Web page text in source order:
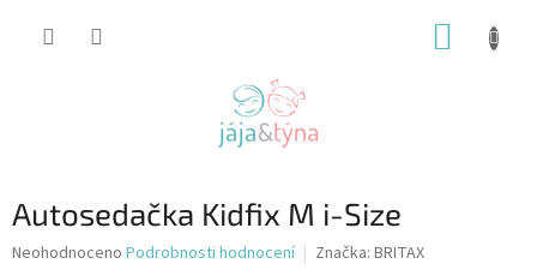
Autosedačka Kidfix M i-Size
Průměrné
Neohodnoceno Podrobnosti hodnocení Značka: BRITAX